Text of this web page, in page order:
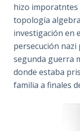
hizo imporatntes
topología
investigación en
persecución
segunda guerra
donde estaba
familia a finales